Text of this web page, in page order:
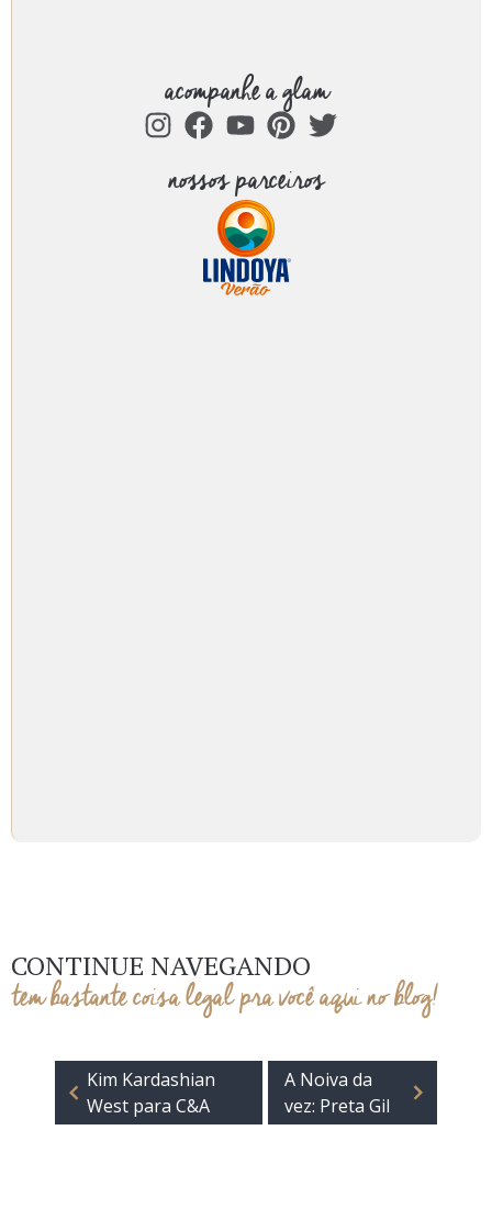
acompanhe a glam
nossos parceiros
CONTINUE NAVEGANDO
tem bastante coisa legal pra você aqui no blog!
Kim Kardashian
West para C&A
A Noiva da
vez: Preta Gil